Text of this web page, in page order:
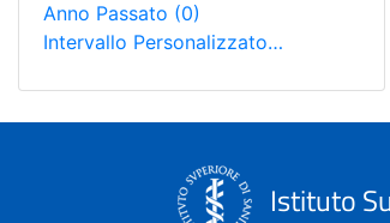
Anno Passato (0)
Intervallo Personalizzato…
Istituto